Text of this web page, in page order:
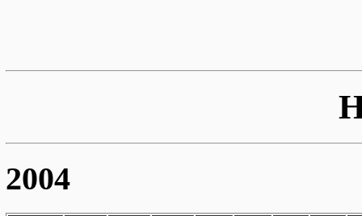
2004